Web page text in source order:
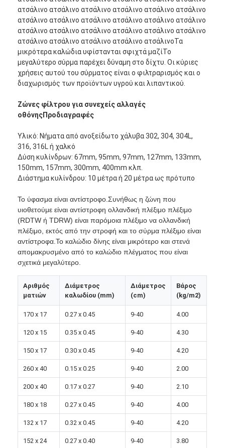
Αρχική Σελίδα
Σχετικά με εμάς
Γύρος εργοστασίων
Ποιοτικός έλεγχος
επαφή
Νέα
ατσάλινο ατσάλινο ατσάλινο ατσάλινο ατσάλινο ατσάλινο
ατσάλινο ατσάλινο ατσάλινο ατσάλινο ατσάλινο ατσάλινο
ατσάλινο ατσάλινο ατσάλινο ατσάλινο ατσάλινο ατσάλινο
ατσάλινο ατσάλινο ατσάλινο ατσάλινο ατσάλινοΤα
μικρότερα καλώδια υφίστανται σφιχτά μαζίΤο
μεγαλύτερο σύρμα παρέχει δύναμη στο δίχτυ. Οι κύριες
χρήσεις αυτού του σύρματος είναι ο φιλτραρισμός και ο
διαχωρισμός των προϊόντων υγρού και λιπαντικού.
Ζώνες φίλτρου για συνεχείς αλλαγές
οθόνηςΠροδιαγραφές
Υλικό: Νήματα από ανοξείδωτο χάλυβα 302, 304, 304L,
316, 316L ή χαλκό
Δύση κυλίνδρων: 67mm, 95mm, 97mm, 127mm, 133mm,
150mm, 157mm, 300mm, 400mm κλπ.
Διάστημα κυλίνδρου: 10 μέτρα ή 20 μέτρα ως πρότυπο
Το ύφασμα είναι αντίστροφο.Συνήθως η ζώνη που
υιοθετούμε είναι αντίστροφη ολλανδική πλέξιμο πλέξιμο
(RDTW ή TDRW) είναι παρόμοια πλέξιμο να ολλανδική
πλέξιμο, εκτός από την στροφή και το σύρμα πλέξιμο είναι
αντίστροφα.Το καλώδιο δίνης είναι μικρότερο και στενά
απομακρυσμένο από το καλώδιο πλέγματος που είναι
σχετικά μεγαλύτερο.
Αριθμός
ματιών
Διάμετρος
καλωδίου (mm)
Διάμετρος
(cm)
Βάρος
(kg/m2)
170 x 17 0.27 x 0.45 9-40 4.00
120 x 15 0.35 x 0.45 9-40 4.30
150 x 17 0.30 x 0.45 9-40 4.20
260 x 40 0.15 x 0.25 9-40 2.00
200 x 40 0.17 x 0.27 9-40 2.10
180 x 18 0.27 x 0.45 9-40 4.00
132 x 17 0.32 x 0.45 9-40 4.20
152 x 24 0.27 x 0.40 9-40 3.80